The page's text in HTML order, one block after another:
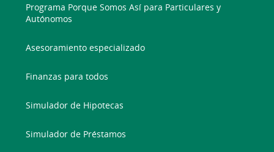
Programa Porque Somos Así para Particulares y
Autónomos
Asesoramiento especializado
Finanzas para todos
Simulador de Hipotecas
Simulador de Préstamos